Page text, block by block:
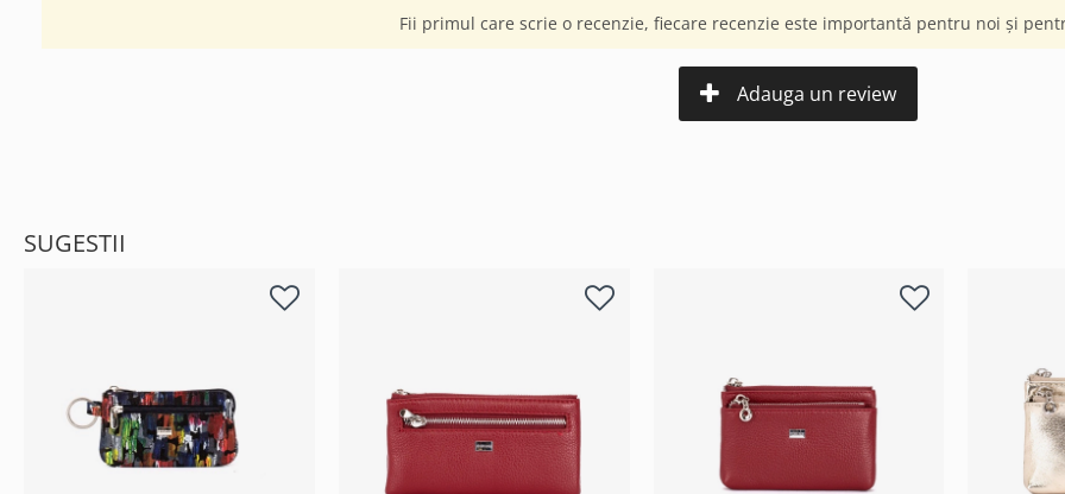
Fii primul care scrie o recenzie, fiecare recenzie este importantă pentru noi și
Adauga un review
SUGESTII